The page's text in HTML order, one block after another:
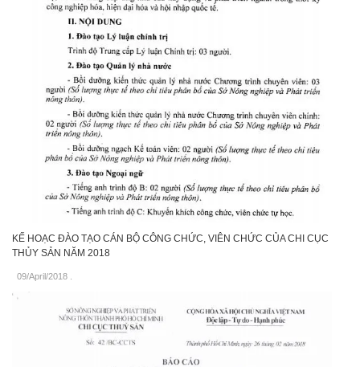
KẾ HOẠC ĐÀO TẠO CÁN BỘ CÔNG CHỨC, VIÊN CHỨC CỦA CHI CỤC
THỦY SẢN NĂM 2018
09/April/2018